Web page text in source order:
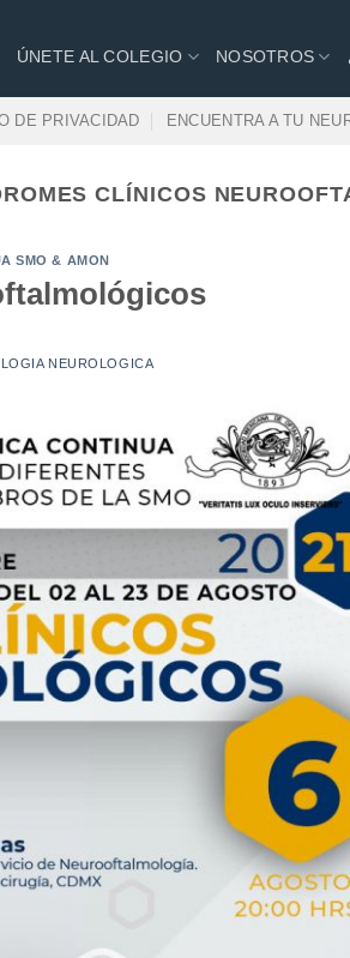
ÚNETE AL COLEGIO NOSOTROS
DE PRIVACIDAD ENCUENTRA A TU
CLÍNICOS
SMO & AMON
NEUROLOGICA